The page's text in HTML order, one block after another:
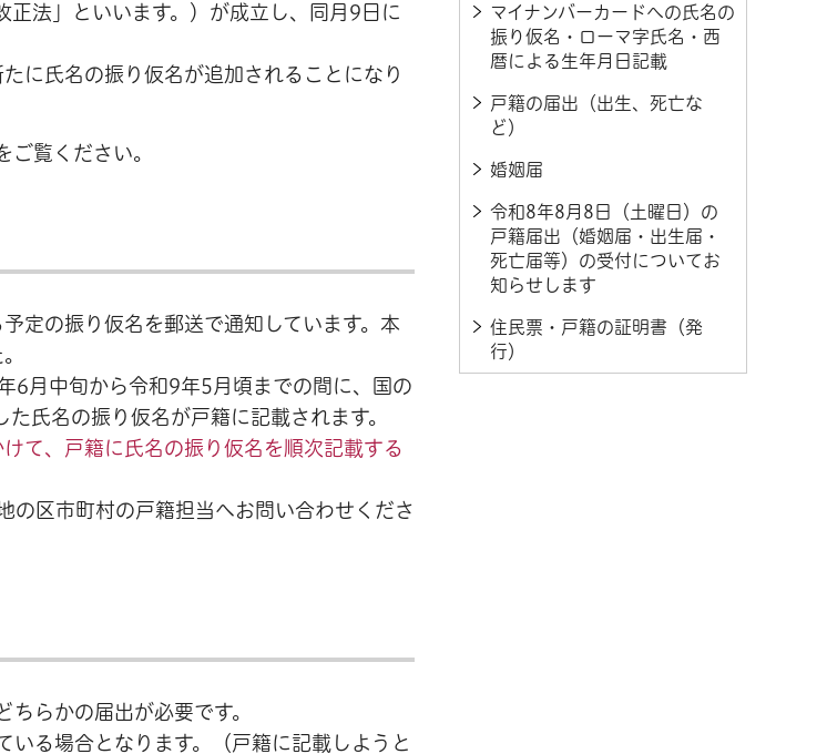
法」といいます。）が成立し、同月9日に
に氏名の振り仮名が追加されることになり
ご覧ください。
定の振り仮名を郵送で通知しています。本
6月中旬から令和9年5月頃までの間に、国の
氏名の振り仮名が戸籍に記載されます。
て、戸籍に氏名の振り仮名を順次記載する
の区市町村の戸籍担当へお問い合わせくださ
らかの届出が必要です。
る場合となります。（戸籍に記載しようと
マイナンバーカードへの氏名の
振り仮名・ローマ字氏名・西
暦による生年月日記載
戸籍の届出（出生、死亡な
ど）
婚姻届
令和8年8月8日（土曜日）の
戸籍届出（婚姻届・出生届・
死亡届等）の受付についてお
知らせします
住民票・戸籍の証明書（発
行）